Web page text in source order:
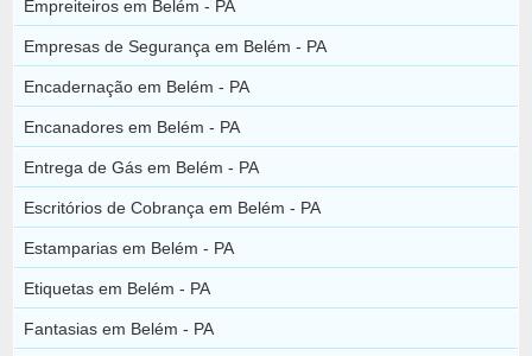
Empreiteiros em Belém - PA
Empresas de Segurança em Belém - PA
Encadernação em Belém - PA
Encanadores em Belém - PA
Entrega de Gás em Belém - PA
Escritórios de Cobrança em Belém - PA
Estamparias em Belém - PA
Etiquetas em Belém - PA
Fantasias em Belém - PA